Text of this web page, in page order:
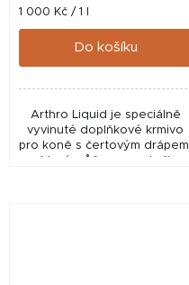
Měrná
cena:
1 000 Kč / 1 l
Do košíku
Arthro Liquid je speciálně
vyvinuté doplňkové krmivo
pro koně s čertovým